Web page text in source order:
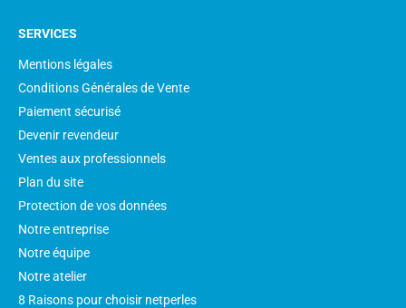
SERVICES
Mentions légales
Conditions Générales de Vente
Paiement sécurisé
Devenir revendeur
Ventes aux professionnels
Plan du site
Protection de vos données
Notre entreprise
Notre équipe
Notre atelier
8 Raisons pour choisir netperles